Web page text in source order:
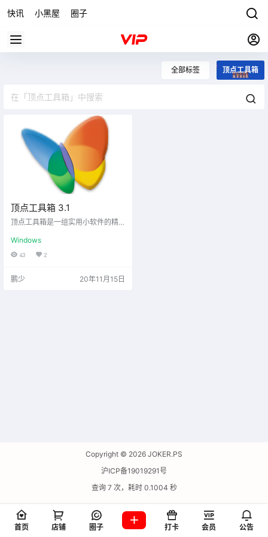
快讯 小黑屋 圈子
全部标签 顶点工具箱
顶点工具箱 3.1
顶点工具箱是一组实用小软件的精
实用、使用方便。自2.0版本起，顶
点工具箱加入了软件管理工具，并
Windows
43 2
鹏少 20年11月15日
Copyright © 2026 JOKER.PS
沪ICP备19019291号
查询 7 次，耗时 0.1004 秒
首页 店铺 圈子 打卡 会员 公告